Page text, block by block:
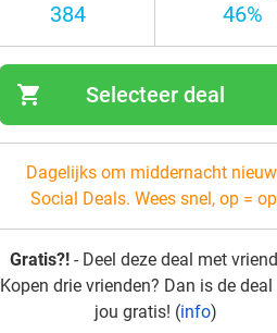
384
46%
shopping_cart Selecteer deal
Dagelijks om middernacht
Social Deals. Wees snel, op =
Gratis?! - Deel deze deal met
Kopen drie vrienden? Dan is de
jou gratis! (info)